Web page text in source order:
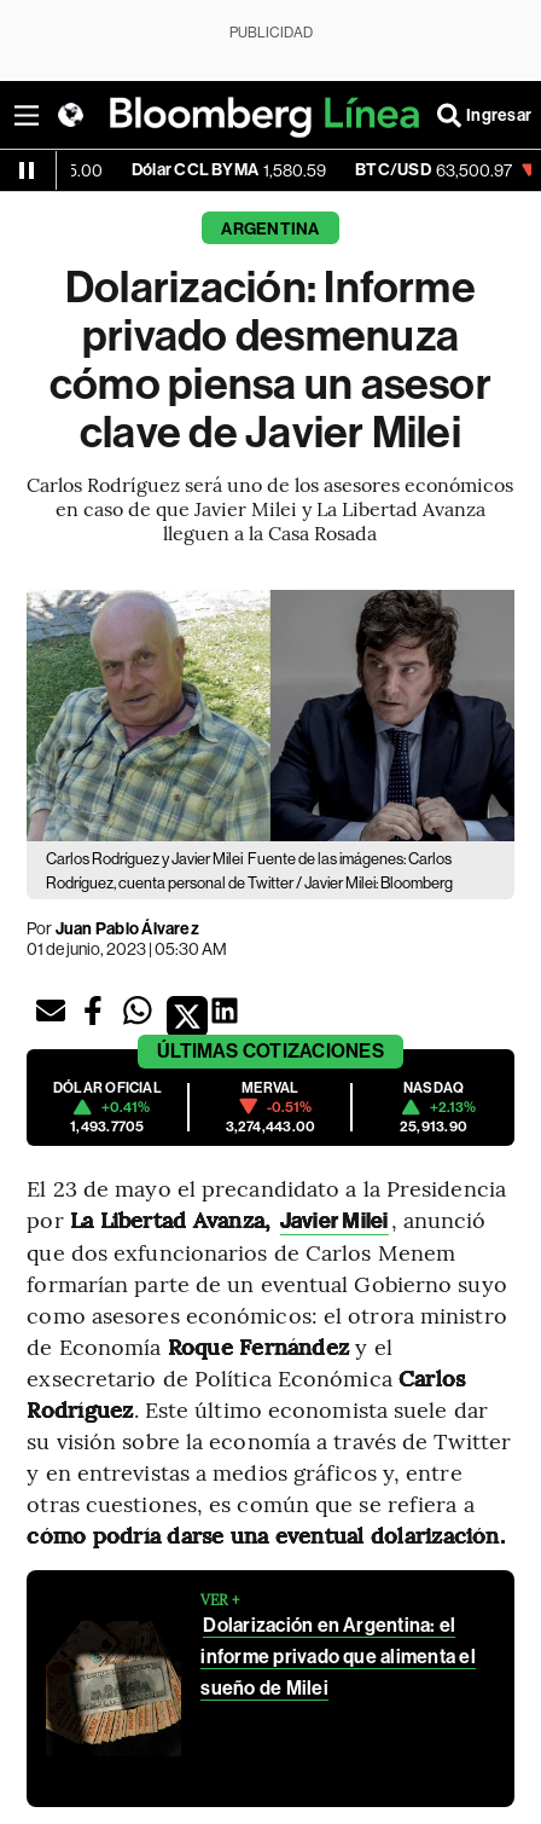
PUBLICIDAD
Ingresar
Dólar CCL BYMA 1,580.59 BTC/USD 63,500.97 -0.38%
ARGENTINA
Dolarización: Informe
privado desmenuza
cómo piensa un asesor
clave de Javier Milei
Carlos Rodríguez será uno de los asesores económicos
en caso de que Javier Milei y La Libertad Avanza
lleguen a la Casa Rosada
Carlos Rodríguez y Javier Milei Fuente de las imágenes: Carlos
Rodríguez, cuenta personal de Twitter / Javier Milei: Bloomberg
PorJuan Pablo Álvarez
01 de junio, 2023 | 05:30 AM
ÚLTIMAS COTIZACIONES
DÓLAR OFICIAL
+0.41%
1,493.7705
MERVAL
-0.51%
3,274,443.00
NASDAQ
+2.13%
25,913.90
El 23 de mayo el precandidato a la Presidencia
por La Libertad Avanza, Javier Milei, anunció
que dos exfuncionarios de Carlos Menem
formarían parte de un eventual Gobierno suyo
como asesores económicos: el otrora ministro
de Economía Roque Fernándezy el
exsecretario de Política Económica Carlos
Rodríguez. Este último economista suele dar
su visión sobre la economía a través de Twitter
y en entrevistas a medios gráficos y, entre
otras cuestiones, es común que se refiera a
cómo podría darse una eventual dolarización.
VER +
Dolarización en Argentina: el
informe privado que alimenta el
sueño de Milei